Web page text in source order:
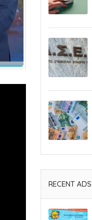
RECENT ADS